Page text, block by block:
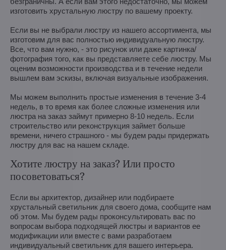
изготовить хрустальную люстру по вашему проекту.
Если вы не выбрали люстру из нашего ассортимента, мы
изготовим для вас полностью индивидуальную люстру.
Все, что вам нужно, - это рисунок или даже картинка/
фотография того, как вы представляете себе люстру. Мы
оценим возможности производства и в течение недели
вышлем вам эскизы, включая визуальные изображения.
Мы можем выполнить простые изменения в течение 3-4
недель, в то время как более сложные изменения или
люстра на заказ займут примерно 8-10 недель. Если
строительство или реконструкция займет больше
времени, ничего страшного - мы будем рады придержать
люстру для вас на нашем складе.
Хотите люстру на заказ? Или просто
посоветоваться?
Если вы архитектор, дизайнер или подбираете
хрустальный светильник для своего дома, сообщите нам
об этом. Мы будем рады проконсультировать вас по
вопросам выбора подходящей люстры и вариантов ее
модификации или вместе с вами разработаем
индивидуальный светильник для вашего интерьера.